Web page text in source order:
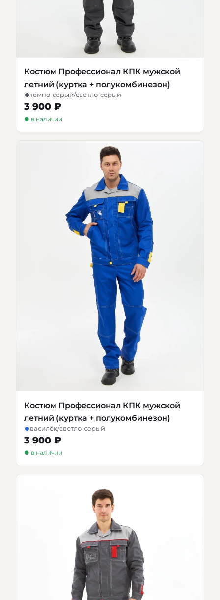
Костюм Профессионал КПК мужской
летний (куртка + полукомбинезон)
тёмно-серый/светло-серый
3 900 ₽
● в наличии
Костюм Профессионал КПК мужской
летний (куртка + полукомбинезон)
василёк/светло-серый
3 900 ₽
● в наличии